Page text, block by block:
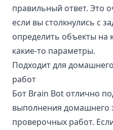
правильный ответ. Это
если вы столкнулись с
определить объекты на
какие-то параметры.
Подходит для
работ
Бот Brain Bot отлично
выполнения домашнего
проверочных работ.